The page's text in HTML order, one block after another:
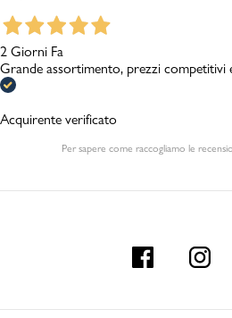
2 Giorni Fa
Grande assortimento, prezzi competitivi
Acquirente verificato
Per sapere come raccogliamo le